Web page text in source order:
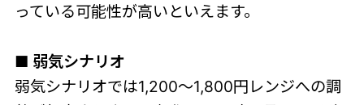
っている可能性が高いといえます。
■ 弱気シナリオ
弱気シナリオでは1,200〜1,800円レンジへの調